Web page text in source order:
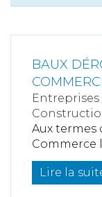
BAUX
Entreprises
Aux termes
Commerce
Lire la